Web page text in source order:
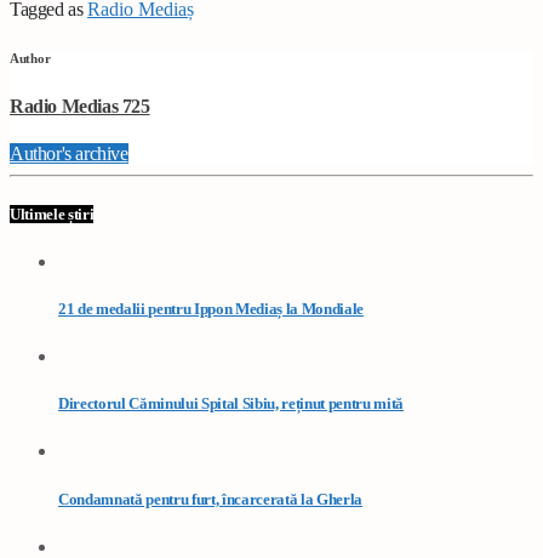
Tagged asRadio Mediaș
Author
Radio Medias 725
Author's archive
Ultimele știri
21 de medalii pentru Ippon Mediaș la Mondiale
Directorul Căminului Spital Sibiu, reținut pentru mită
Condamnată pentru furt, încarcerată la Gherla